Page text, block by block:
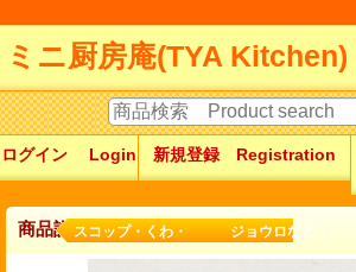
ミニ厨房庵(TYA Kitchen)
ログイン Login 新規登録 Registration
商品詳細スコップ・くわ・ ジョウロなど